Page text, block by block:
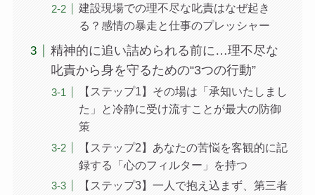
建設現場での理不尽な叱責はなぜ起き
る？感情の暴走と仕事のプレッシャー
精神的に追い詰められる前に…理不尽な
叱責から身を守るための“3つの行動”
【ステップ1】その場は「承知いたしまし
た」と冷静に受け流すことが最大の防御
策
【ステップ2】あなたの苦悩を客観的に記
録する「心のフィルター」を持つ
【ステップ3】一人で抱え込まず、第三者